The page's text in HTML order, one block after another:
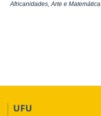
Africanidades, Arte e Matemática
UFU